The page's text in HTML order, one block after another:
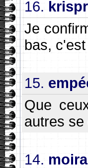
16.
Je
bas,
15.
Que
autres
14. moira